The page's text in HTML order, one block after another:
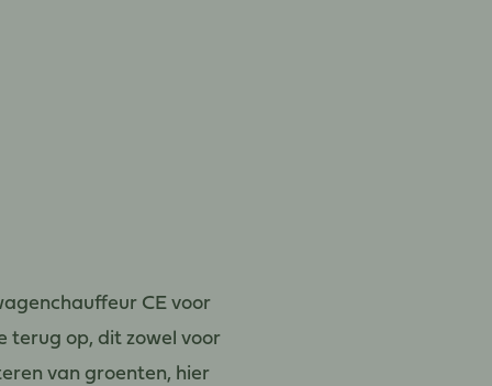
CE voor
terug op, dit zowel voor
van groenten, hier